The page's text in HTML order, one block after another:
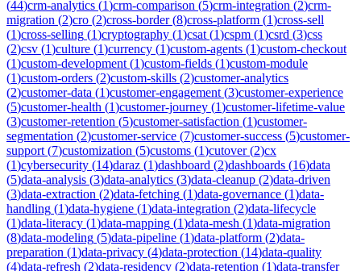
(44)crm-analytics (1)crm-comparison (5)crm-integration (2)crm-
migration (2)cro (2)cross-border(8)cross-platform (1)cross-sell
(1)cross-selling (1)cryptography (1)csat (1)cspm (1)csrd (3)css
(2)csv (1)culture (1)currency (1)custom-agents (1)custom-checkout
(1)custom-development (1)custom-fields (1)custom-module
(1)custom-orders (2)custom-skills (2)customer-analytics
(2)customer-data (1)customer-engagement (3)customer-experience
(5)customer-health (1)customer-journey (1)customer-lifetime-value
(3)customer-retention (5)customer-satisfaction (1)customer-
segmentation (2)customer-service (7)customer-success (5)customer-
support (7)customization (5)customs (1)cutover(2)cx
(1)cybersecurity (14)daraz (1)dashboard (2)dashboards (16)data
(5)data-analysis (3)data-analytics (3)data-cleanup (2)data-driven
(3)data-extraction (2)data-fetching (1)data-governance (1)data-
handling (1)data-hygiene (1)data-integration (2)data-lifecycle
(1)data-literacy (1)data-mapping (1)data-mesh (1)data-migration
(8)data-modeling (5)data-pipeline (1)data-platform (2)data-
preparation (1)data-privacy (4)data-protection (14)data-quality
(4)data-refresh (2)data-residency (2)data-retention (1)data-transfer